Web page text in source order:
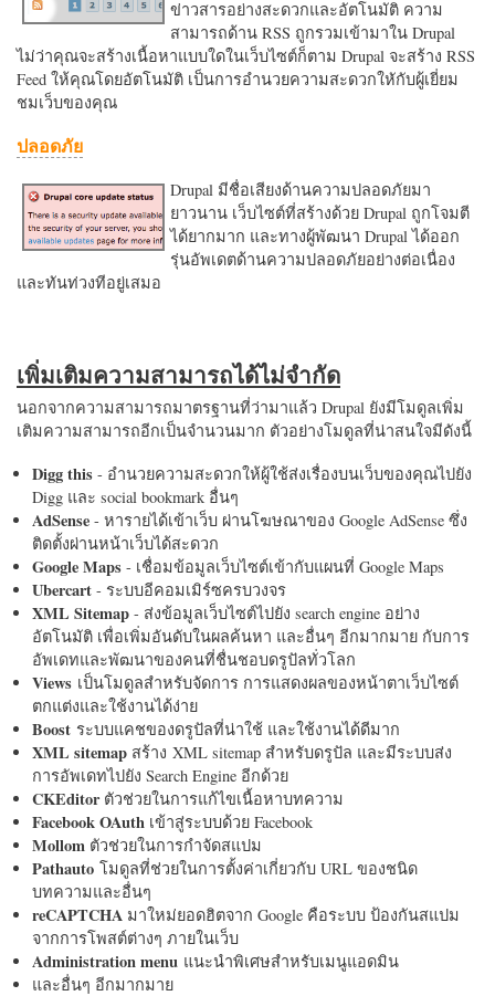
ข่าวสารอย่างสะดวกและอัตโนมัติ ความ
สามารถด้าน RSS ถูกรวมเข้ามาใน Drupal
ไม่ว่าคุณจะสร้างเนื้อหาแบบใดในเว็บไซต์ก็ตาม Drupal จะสร้าง RSS
Feed ให้คุณโดยอัตโนมัติ เป็นการอำนวยความสะดวกใหักับผู้เยี่ยม
ชมเว็บของคุณ
ปลอดภัย
Drupal มีชื่อเสียงด้านความปลอดภัยมา
ยาวนาน เว็บไซต์ที่สร้างด้วย Drupal ถูกโจมตี
ได้ยากมาก และทางผู้พัฒนา Drupal ได้ออก
รุ่นอัพเดตด้านความปลอดภัยอย่างต่อเนื่อง
และทันท่วงทีอยู่เสมอ
เพิ่มเติมความสามารถได้ไม่จำกัด
นอกจากความสามารถมาตรฐานที่ว่ามาแล้ว Drupal ยังมีโมดูลเพิ่ม
เติมความสามารถอีกเป็นจำนวนมาก ตัวอย่างโมดูลที่น่าสนใจมีดังนี้
Digg this - อำนวยความสะดวกให้ผู้ใช้ส่งเรื่องบนเว็บของคุณไปยัง
Digg และ social bookmark อื่นๆ
AdSense - หารายได้เข้าเว็บ ผ่านโฆษณาของ Google AdSense ซึ่ง
ติดตั้งผ่านหน้าเว็บได้สะดวก
Google Maps - เชื่อมข้อมูลเว็บไซต์เข้ากับแผนที่ Google Maps
Ubercart - ระบบอีคอมเมิร์ซครบวงจร
XML Sitemap - ส่งข้อมูลเว็บไซต์ไปยัง search engine อย่าง
อัตโนมัติ เพื่อเพิ่มอันดับในผลค้นหา และอื่นๆ อีกมากมาย กับการ
อัพเดทและพัฒนาของคนที่ชื่นชอบดรูปัลทั่วโลก
Views เป็นโมดูลสำหรับจัดการ การแสดงผลของหน้าตาเว็บไซต์
ตกแต่งและใช้งานได้ง่าย
Boost ระบบแคชของดรูปัลที่น่าใช้ และใช้งานได้ดีมาก
XML sitemap สร้าง XML sitemap สำหรับดรูปัล และมีระบบส่ง
การอัพเดทไปยัง Search Engine อีกด้วย
CKEditorตัวช่วยในการแก้ไขเนื้อหาบทความ
Facebook OAuth เข้าสู่ระบบด้วย Facebook
Mollom ตัวช่วยในการกำจัดสแปม
Pathauto โมดูลที่ช่วยในการตั้งค่าเกี่ยวกับ URL ของชนิด
บทความและอื่นๆ
reCAPTCHA มาใหม่ยอดฮิตจาก Google คือระบบ ป้องกันสแปม
จากการโพสต์ต่างๆ ภายในเว็บ
Administration menu แนะนำพิเศษสำหรับเมนูแอดมิน
และอื่นๆ อีกมากมาย